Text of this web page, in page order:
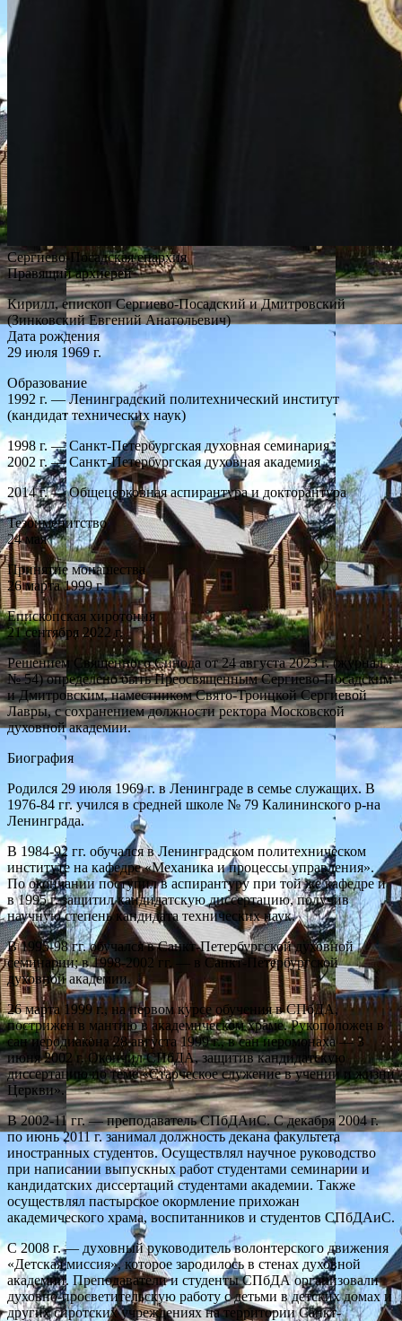
Сергиево-Посадская епархия
Правящий архиерей
Кирилл, епископ Сергиево-Посадский и Дмитровский
(Зинковский Евгений Анатольевич)
Дата рождения
29 июля 1969 г.
Образование
1992 г. — Ленинградский политехнический институт
(кандидат технических наук)
1998 г. ― Санкт-Петербургская духовная семинария
2002 г. ― Санкт-Петербургская духовная академия
2014 г. — Общецерковная аспирантура и докторантура
Тезоименитство
24 мая
Принятие монашества
26 марта 1999 г.
Епископская хиротония
21 сентября 2022 г.
Решением Священного Синода от 24 августа 2023 г. (журнал
№ 54) определено быть Преосвященным Сергиево-Посадским
и Дмитровским, наместником Свято-Троицкой Сергиевой
Лавры, с сохранением должности ректора Московской
духовной академии.
Биография
Родился 29 июля 1969 г. в Ленинграде в семье служащих. В
1976-84 гг. учился в средней школе № 79 Калининского р-на
Ленинграда.
В 1984-92 гг. обучался в Ленинградском политехническом
институте на кафедре «Механика и процессы управления».
По окончании поступил в аспирантуру при той же кафедре и
в 1995 г. защитил кандидатскую диссертацию, получив
научную степень кандидата технических наук.
В 1995-98 гг. обучался в Санкт-Петербургской духовной
семинарии; в 1998-2002 гг. — в Санкт-Петербургской
духовной академии.
26 марта 1999 г., на первом курсе обучения в СПбДА,
пострижен в мантию в академическом храме. Рукоположен в
сан иеродиакона 28 августа 1999 г., в сан иеромонаха — 3
июня 2002 г. Окончил СПбДА, защитив кандидатскую
диссертацию по теме «Старческое служение в учении и жизни
Церкви».
В 2002-11 гг. — преподаватель СПбДАиС. С декабря 2004 г.
по июнь 2011 г. занимал должность декана факультета
иностранных студентов. Осуществлял научное руководство
при написании выпускных работ студентами семинарии и
кандидатских диссертаций студентами академии. Также
осуществлял пастырское окормление прихожан
академического храма, воспитанников и студентов СПбДАиС.
С 2008 г. — духовный руководитель волонтерского движения
«Детская миссия», которое зародилось в стенах духовной
академии. Преподаватели и студенты СПбДА организовали
духовно-просветительскую работу с детьми в детских домах и
других сиротских учреждениях на территории Санкт-